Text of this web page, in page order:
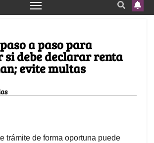
a paso para
si debe declarar renta
evite multas
trámite de forma oportuna puede